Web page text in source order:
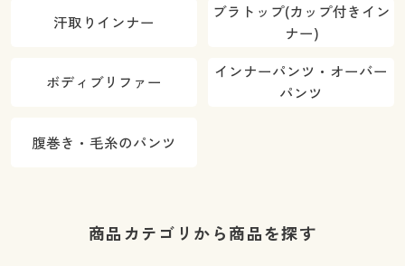
汗取りインナー
ブラトップ(カップ付きイン
ナー)
ボディブリファー
インナーパンツ・オーバー
パンツ
腹巻き・毛糸のパンツ
商品カテゴリから商品を探す